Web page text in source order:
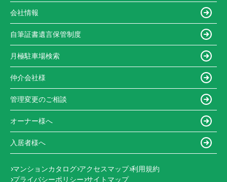
会社情報
自筆証書遺言保管制度
月極駐車場検索
仲介会社様
管理変更のご相談
オーナー様へ
入居者様へ
マンションカタログ アクセスマップ 利用規約
プライバシーポリシー サイトマップ